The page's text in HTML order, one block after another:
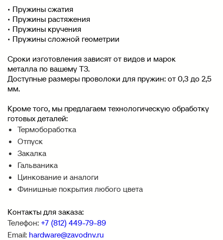
• Пружины сжатия
• Пружины растяжения
• Пружины кручения
• Пружины сложной геометрии
Сроки изготовления зависят от видов и марок
металла по вашему ТЗ.
Доступные размеры проволоки для пружин: от 0,3 до 2,5
мм.
Кроме того, мы предлагаем технологическую обработку
готовых деталей:
Термобоработка
Отпуск
Закалка
Гальваника
Цинкование и аналоги
Финишные покрытия любого цвета
Контакты для заказа:
Телефон: +7 (812) 449-79-89
Email: hardware@zavodnv.ru